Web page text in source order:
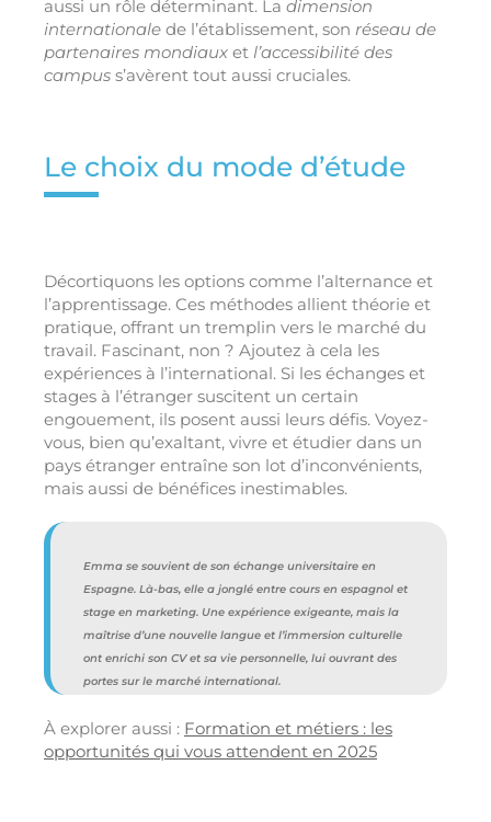
aussi un rôle déterminant. La dimension
internationale de l’établissement, son réseau de
partenaires mondiaux et l’accessibilité des
campus s’avèrent tout aussi cruciales.
Le choix du mode d’étude
Décortiquons les options comme l’alternance et
l’apprentissage. Ces méthodes allient théorie et
pratique, offrant un tremplin vers le marché du
travail. Fascinant, non ? Ajoutez à cela les
expériences à l’international. Si les échanges et
stages à l’étranger suscitent un certain
engouement, ils posent aussi leurs défis. Voyez-
vous, bien qu’exaltant, vivre et étudier dans un
pays étranger entraîne son lot d’inconvénients,
mais aussi de bénéfices inestimables.
Emma se souvient de son échange universitaire en
Espagne. Là-bas, elle a jonglé entre cours en espagnol et
stage en marketing. Une expérience exigeante, mais la
maîtrise d’une nouvelle langue et l’immersion culturelle
ont enrichi son CV et sa vie personnelle, lui ouvrant des
portes sur le marché international.
À explorer aussi : Formation et métiers : les
opportunités qui vous attendent en 2025